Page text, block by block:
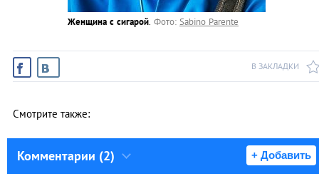
Женщина с сигарой. Фото: Sabino Parente
В ЗАКЛАДКИ
Смотрите также:
Комментарии (2) + Добавить